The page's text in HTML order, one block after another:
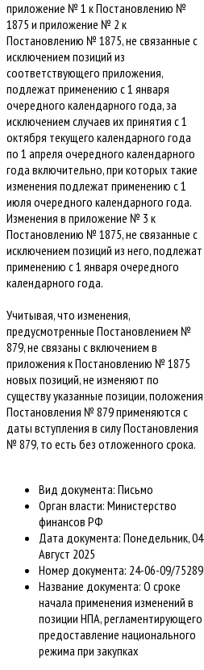
приложение № 1 к Постановлению №
1875 и приложение № 2 к
Постановлению № 1875, не связанные с
исключением позиций из
соответствующего приложения,
подлежат применению с 1 января
очередного календарного года, за
исключением случаев их принятия с 1
октября текущего календарного года
по 1 апреля очередного календарного
года включительно, при которых такие
изменения подлежат применению с 1
июля очередного календарного года.
Изменения в приложение № 3 к
Постановлению № 1875, не связанные с
исключением позиций из него, подлежат
применению с 1 января очередного
календарного года.
Учитывая, что изменения,
предусмотренные Постановлением №
879, не связаны с включением в
приложения к Постановлению № 1875
новых позиций, не изменяют по
существу указанные позиции, положения
Постановления № 879 применяются с
даты вступления в силу Постановления
№ 879, то есть без отложенного срока.
Вид документа: Письмо
Орган власти: Министерство
финансов РФ
Дата документа: Понедельник, 04
Август 2025
Номер документа: 24-06-09/75289
Название документа: О сроке
начала применения изменений в
позиции НПА, регламентирующего
предоставление национального
режима при закупках